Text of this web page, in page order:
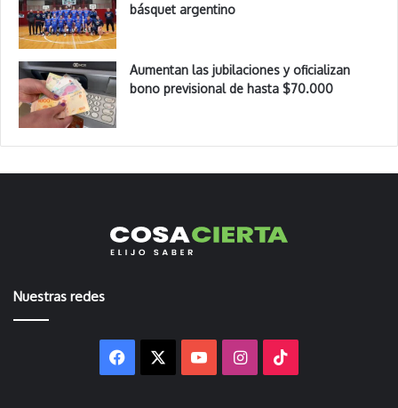
básquet argentino
Aumentan las jubilaciones y oficializan
bono previsional de hasta $70.000
Nuestras redes
Facebook YouTubeInstagram